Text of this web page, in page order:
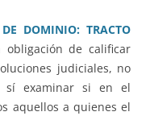
DOMINIO: TRACTO
obligación de calificar
judiciales, no
sí examinar si en el
aquellos a quienes el